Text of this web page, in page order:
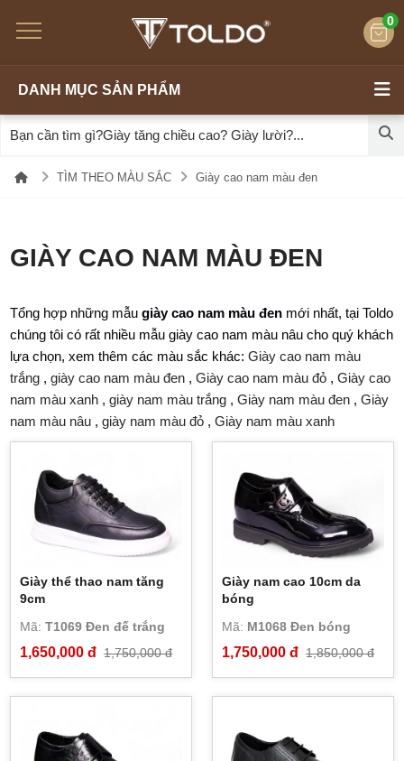
0
DANH MỤC SẢN PHẨM
TÌM THEO MÀU SẮC Giày cao nam màu đen
GIÀY CAO NAM MÀU ĐEN
Tổng hợp những mẫugiày cao nam màu đen mới nhất, tại Toldo
chúng tôi có rất nhiều mẫu giày cao nam màu nâu cho quý khách
lựa chọn, xem thêm các màu sắc khác:Giày cao nam màu
trắng ,giày cao nam màu đen ,Giày cao nam màu đỏ ,Giày cao
nam màu xanh ,giày nam màu trắng ,Giày nam màu đen ,Giày
nam màu nâu ,giày nam màu đỏ ,Giày nam màu xanh
Giày thể thao nam tăng
9cm
Mã:T1069 Đen đế trắng
1,650,000 đ 1,750,000 đ
Giày nam cao 10cm da
bóng
Mã: M1068 Đen bóng
1,750,000 đ 1,850,000 đ